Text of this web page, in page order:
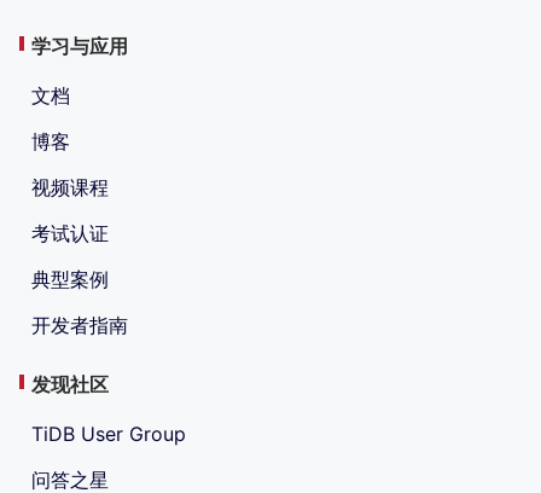
学习与应用
文档
博客
视频课程
考试认证
典型案例
开发者指南
发现社区
TiDB User Group
问答之星